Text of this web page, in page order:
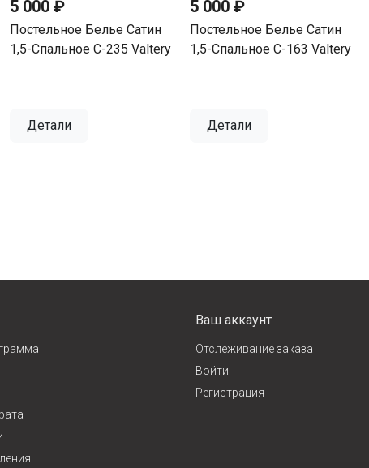
5 000 ₽
Постельное Белье Сатин
1,5-Спальное С-235 Valtery
Детали
5 000 ₽
Постельное Белье Сатин
1,5-Спальное С-163 Valtery
Детали
Ваш аккаунт
Отслеживание заказа
Войти
Регистрация